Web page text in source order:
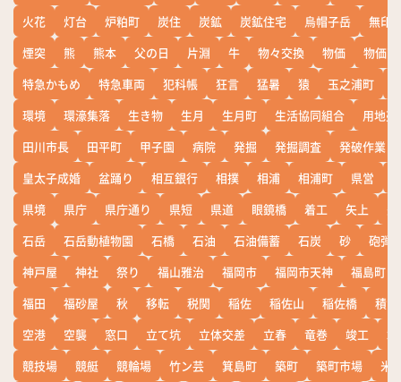
火花
灯台 炉粕町 炭住 炭鉱 炭鉱住宅 烏帽子岳
無印
煙突
熊 熊本 父の日 片淵 牛 物々交換 物価
物価高
特急かもめ
特急車両 犯科帳 狂言 猛暑 猿 玉之浦町
環境
環濠集落 生き物 生月 生月町 生活協同組合
用地売
田川市長
田平町 甲子園 病院 発掘 発掘調査
発破作業
皇太子成婚
盆踊り 相互銀行 相撲 相浦 相浦町 県営
県境
県庁 県庁通り 県短 県道 眼鏡橋 着工 矢上
石岳
石岳動植物園 石橋 石油 石油備蓄 石炭 砂
砲弾
神戸屋
神社 祭り 福山雅治 福岡市 福岡市天神
福島町
福田
福砂屋 秋 移転 税関 稲佐 稲佐山 稲佐橋
積雪
空港
空襲 窓口 立て坑 立体交差 立春 竜巻 竣工
競技場
競艇 競輪場 竹ン芸 箕島町 築町 築町市場
米